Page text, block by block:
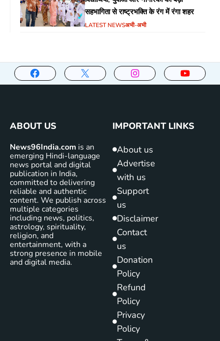
सहभागिता से राष्ट्रभक्ति के रंग में रंगा शहर
LATEST NEWSअभी-अभी
ABOUT US
News96India.com is an
emerging Hindi-language
news portal and digital
publication in India,
committed to delivering
reliable and authentic
content. We publish across
multiple categories
including news, politics,
astrology, spirituality,
religion, and
entertainment, with a
strong presence in mobile
and digital media.
IMPORTANT LINKS
About us
Advertise
with us
Support
us
Disclaimer
Contact
us
Donation
Policy
Refund
Policy
Privacy
Policy